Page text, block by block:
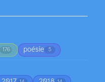
176 poésie 5